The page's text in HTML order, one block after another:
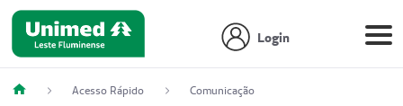
Login
Acesso Rápido
Comunicação